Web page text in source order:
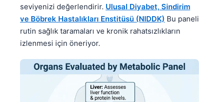
seviyenizi değerlendirir. Ulusal Diyabet, Sindirim
ve Böbrek Hastalıkları Enstitüsü (NIDDK) Bu paneli
rutin sağlık taramaları ve kronik rahatsızlıkların
izlenmesi için öneriyor.